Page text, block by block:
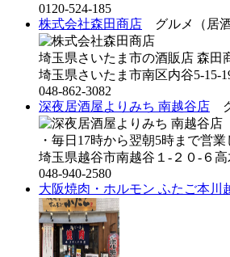
0120-524-185
株式会社森田商店 グルメ（居酒
埼玉県さいたま市の酒販店 森田
埼玉県さいたま市南区内谷5-15-
048-862-3082
深夜居酒屋よりみち 南越谷店
・毎日17時から翌朝5時まで営
埼玉県越谷市南越谷１-２０-６
048-940-2580
大阪焼肉・ホルモン ふたご本川